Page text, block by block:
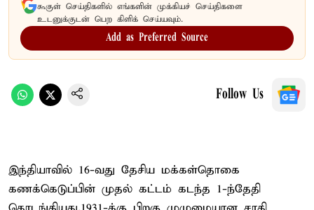
கூகுள் செய்திகளில் எங்களின் முக்கியச் செய்திகளை
உடனுக்குடன் பெற கிளிக் செய்யவும்.
Add as Preferred Source
Follow Us
இந்தியாவில் 16-வது தேசிய மக்கள்தொகை
கணக்கெடுப்பின் முதல் கட்டம் கடந்த 1-ந்தேதி